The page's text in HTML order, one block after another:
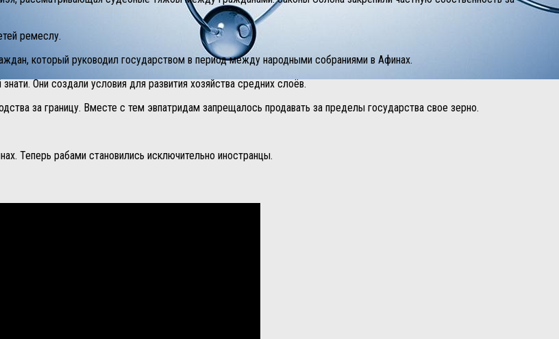
ремеслу.
который руководил государством в период между народными собраниями в Афинах.
Они создали условия для развития хозяйства средних слоёв.
за границу. Вместе с тем эвпатридам запрещалось продавать за пределы государства свое зерно.
Теперь рабами становились исключительно иностранцы.